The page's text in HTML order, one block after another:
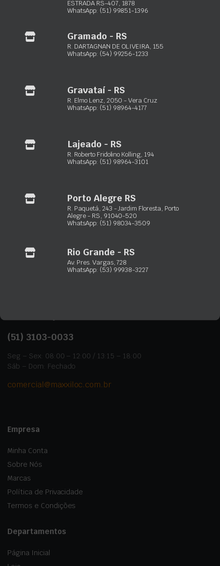
Equipamentos de locação para construção civil
Porto Alegre – RS:Rua Paquetá, 243 – Jardim Floresta
Rio Grande – RS:Av. Presid. Vargas, 728 – Vila Juncao
(54) 3422-2302
(51) 99851-1396
R. Elmo Lenz, 2050 – Vera Cruz
R. Roberto Fridolino Kolling, 194 – Florestal
(51) 3103-0033
Seg – Sex: 08:00 – 12:00 / 13:15 – 18:00
Sáb – Dom: Fechado
comercial@maxxiloc.com.br
Empresa
Minha Conta
Sobre Nós
Marcas
Política de Privacidade
Termos e Condições
Departamentos
Página Inicial
ESTRADA RS-407, 1878
WhatsApp: (51) 99851-1396
Gramado - RS
R. DARTAGNAN DE OLIVEIRA, 155
WhatsApp: (54) 99256-1233
Gravataí - RS
R. Elmo Lenz, 2050 - Vera Cruz
WhatsApp: (51) 98964-4177
Lajeado - RS
R. Roberto Fridolino Kolling, 194
WhatsApp: (51) 98964-3101
Porto Alegre RS
R. Paquetá, 243 - Jardim Floresta, Porto
Alegre - RS, 91040-520
WhatsApp: (51) 98034-3509
Rio Grande - RS
Av. Pres. Vargas, 728
WhatsApp: (53) 99938-3227